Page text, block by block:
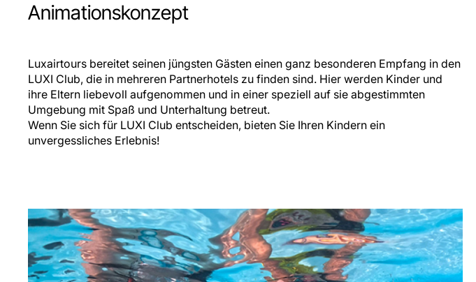
Animationskonzept
Luxairtours bereitet seinen jüngsten Gästen einen ganz besonderen Empfang in den
LUXI Club, die in mehreren Partnerhotels zu finden sind. Hier werden Kinder und
ihre Eltern liebevoll aufgenommen und in einer speziell auf sie abgestimmten
Umgebung mit Spaß und Unterhaltung betreut.
Wenn Sie sich für LUXI Club entscheiden, bieten Sie Ihren Kindern ein
unvergessliches Erlebnis!